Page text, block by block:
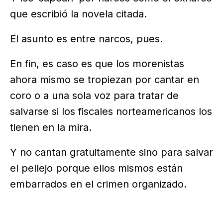
que escribió la novela citada.
El asunto es entre narcos, pues.
En fin, es caso es que los morenistas
ahora mismo se tropiezan por cantar en
coro o a una sola voz para tratar de
salvarse si los fiscales norteamericanos los
tienen en la mira.
Y no cantan gratuitamente sino para salvar
el pellejo porque ellos mismos están
embarrados en el crimen organizado.